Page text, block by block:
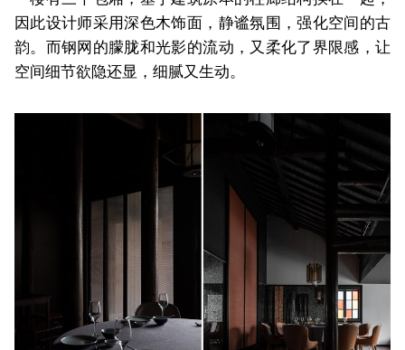
因此设计师采用深色木饰面，静谧氛围，强化空间的古
韵。而钢网的朦胧和光影的流动，又柔化了界限感，让
空间细节欲隐还显，细腻又生动。